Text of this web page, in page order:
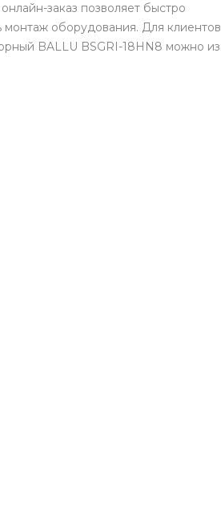
заказ позволяет быстро
оборудования. Для клиентов
BALLU BSGRI-18HN8 можно из